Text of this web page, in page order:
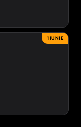
1 IUNIE